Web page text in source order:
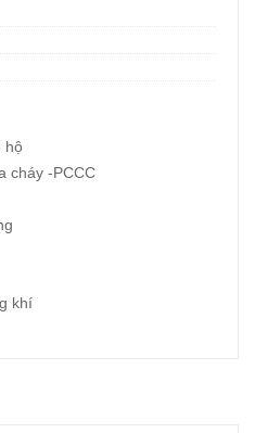
hộ
cháy -PCCC
khí